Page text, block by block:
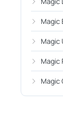
Magic
Magic
Magic
Magic